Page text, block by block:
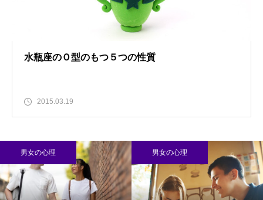
水瓶座のＯ型のもつ５つの性質
2015.03.19
男女の心理 男女の心理